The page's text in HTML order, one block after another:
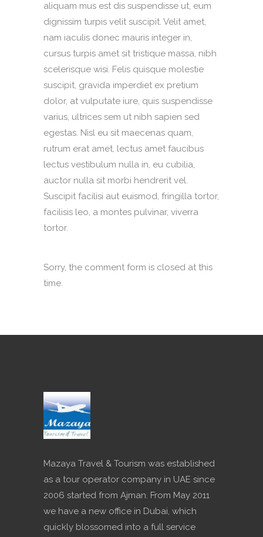
aliquam mus est dis suspendisse ut, eum
dignissim turpis velit suscipit. Velit amet,
nam iaculis donec mauris integer in,
cursus turpis amet sit tristique massa, nibh
scelerisque wisi. Felis quisque molestie
suscipit, gravida imperdiet ex pretium
dolor, at vulputate iure, quis suspendisse
varius, ultrices sem ut nibh sapien sed
egestas. Nisl eu sit maecenas quam,
rutrum erat amet, lectus amet faucibus
lectus vestibulum nulla in, eu cubilia,
auctor nulla sit morbi hendrerit vel.
Suscipit facilisi aut euismod, fringilla tortor,
facilisis leo, a montes pulvinar, viverra
tortor.
Sorry, the comment form is closed at this
time.
Mazaya Travel & Tourism was established
as a tour operator company in UAE since
2006 started from Ajman. From May 2011
we have a new office in Dubai, which
quickly blossomed into a full service